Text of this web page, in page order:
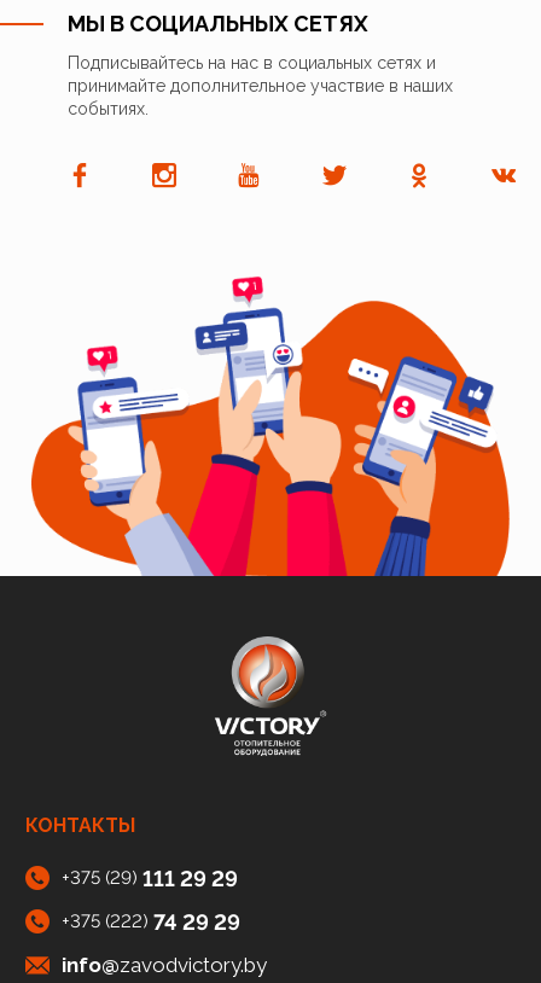
МЫ В СОЦИАЛЬНЫХ СЕТЯХ
Подписывайтесь на нас в социальных сетях и
принимайте дополнительное участвие в наших
событиях.
КОНТАКТЫ
+375 (29) 111 29 29
+375 (222) 74 29 29
info@zavodvictory.by